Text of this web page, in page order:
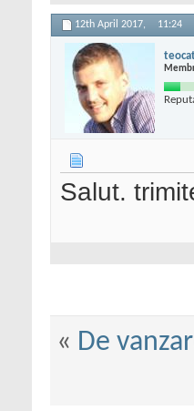
12th April 2017, 11:24
Salut.
« De